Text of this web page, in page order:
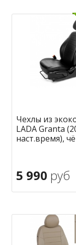
Чехлы из
LADA Granta
наст.время),
5 990 руб
В корзину